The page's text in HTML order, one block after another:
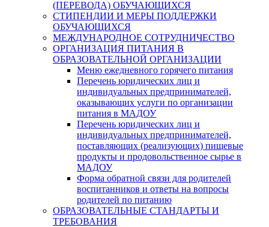
(ПЕРЕВОДА) ОБУЧАЮЩИХСЯ
СТИПЕНДИИ И МЕРЫ ПОДДЕРЖКИ
ОБУЧАЮЩИХСЯ
МЕЖДУНАРОДНОЕ СОТРУДНИЧЕСТВО
ОРГАНИЗАЦИЯ ПИТАНИЯ В
ОБРАЗОВАТЕЛЬНОЙ ОРГАНИЗАЦИИ
Меню ежедневного горячего питания
Перечень юридических лиц и
индивидуальных предпринимателей,
оказывающих услуги по организации
питания в МАДОУ
Перечень юридических лиц и
индивидуальных предпринимателей,
поставляющих (реализующих) пищевые
продукты и продовольственное сырье в
МАДОУ
Форма обратной связи для родителей
воспитанников и ответы на вопросы
родителей по питанию
ОБРАЗОВАТЕЛЬНЫЕ СТАНДАРТЫ И
ТРЕБОВАНИЯ